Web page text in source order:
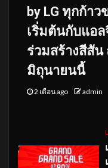
by LG ทุกก้า
เริ่มต้นกับแอ
ร่วมสร้างสีสัน
มิถุนายนนี้
2 เดือน ago admin